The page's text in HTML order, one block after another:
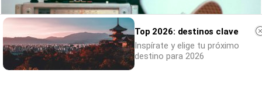
Top 2026: destinos clave
Inspírate y elige tu próximo
destino para 2026